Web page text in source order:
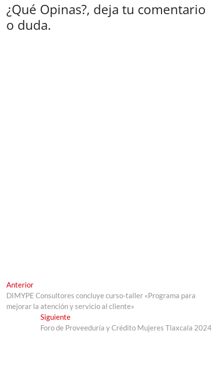
¿Qué Opinas?, deja tu comentario
o duda.
Navegación
de
entradas
AnteriorEntrada
anterior:
DIMYPE Consultores concluye curso-taller «Programa para
mejorar la atención y servicio al cliente»
SiguienteEntrada
siguiente:
Foro de Proveeduría y Crédito Mujeres Tlaxcala 2024